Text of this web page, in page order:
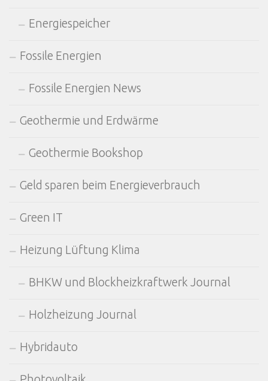
Energiespeicher
Fossile Energien
Fossile Energien News
Geothermie und Erdwärme
Geothermie Bookshop
Geld sparen beim Energieverbrauch
Green IT
Heizung Lüftung Klima
BHKW und Blockheizkraftwerk Journal
Holzheizung Journal
Hybridauto